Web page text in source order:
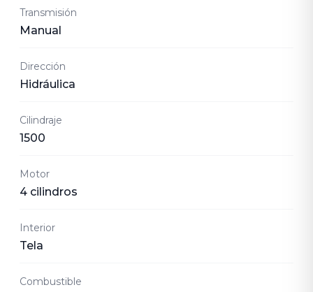
Transmisión
Manual
Dirección
Hidráulica
Cilindraje
1500
Motor
4 cilindros
Interior
Tela
Combustible